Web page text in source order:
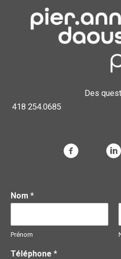
Des
418 254.0685
Nom *
Prénom
Téléphone *